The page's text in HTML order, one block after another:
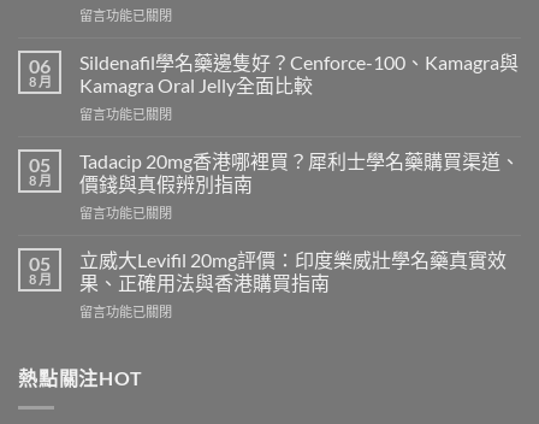
在
效
而
鋼
必
利
勁
怎
選？
2026
效
錢、
留言功能已關閉
06
8 月
Sildenafil學名藥邊隻好？Cenforce-100、Kamagra與
Kamagra Oral Jelly全面比較
在
學
名
藥
邊
好？
Cenforce-
100、
Kamagra
Oral
留言功能已關閉
05
8 月
Tadacip 20mg香港哪裡買？犀利士學名藥購買渠道、
價錢與真假辨別指南
在
20mg
香
港
哪
犀
留言功能已關閉
05
8 月
立威大Levifil 20mg評價：印度樂威壯學名藥真實效
果、正確用法與香港購買指南
在
大
Levifil
留言功能已關閉
熱點關注HOT